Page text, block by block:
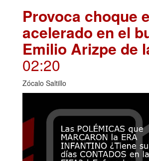
Provoca choque
acelerado en el
Emilio Arizpe de
02:20
Zócalo Saltillo